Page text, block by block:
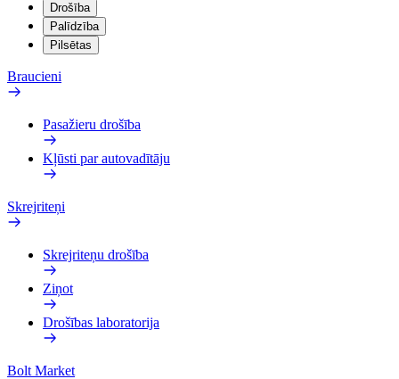
Drošība
Palīdzība
Pilsētas
Braucieni
Pasažieru drošība
Kļūsti par autovadītāju
Skrejriteņi
Skrejriteņu drošība
Ziņot
Drošības laboratorija
Bolt Market